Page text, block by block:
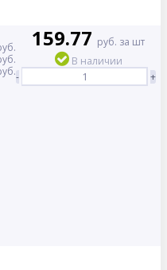
159.77 руб. за шт
В наличии
-
+